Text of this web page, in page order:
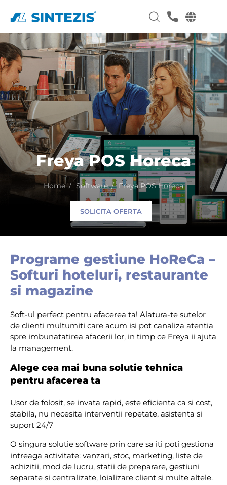
Freya POS Horeca
Home Software Freya POS Horeca
SOLICITA OFERTA
Programe gestiune HoReCa –
Softuri hoteluri, restaurante
si magazine
Soft-ul perfect pentru afacerea ta! Alatura-te sutelor
de clienti multumiti care acum isi pot canaliza atentia
spre imbunatatirea afacerii lor, in timp ce Freya ii ajuta
la management.
Alege cea mai buna solutie tehnica
pentru afacerea ta
Usor de folosit, se invata rapid, este eficienta ca si cost,
stabila, nu necesita interventii repetate, asistenta si
suport 24/7
O singura solutie software prin care sa iti poti gestiona
intreaga activitate: vanzari, stoc, marketing, liste de
achizitii, mod de lucru, statii de preparare, gestiuni
separate si centralizate, loializare client si multe altele.